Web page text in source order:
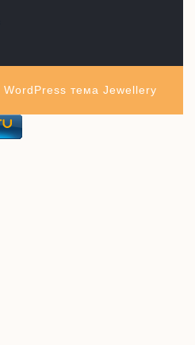
WordPress тема Jewellery